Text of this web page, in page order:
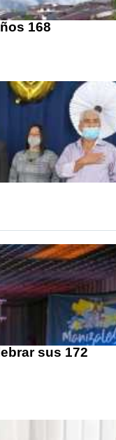
168
sus 172